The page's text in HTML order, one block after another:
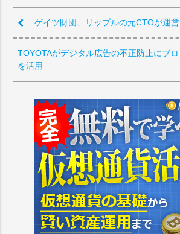
ゲイツ財団、リップルの元CTOが運
TOYOTAがデジタル広告の不正防止にブ
を活用